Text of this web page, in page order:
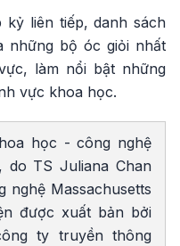
liên tiếp, danh sách
những bộ óc giỏi nhất
làm nổi bật những
vực khoa học.
học - công nghệ
do TS Juliana Chan
nghệ Massachusetts
được xuất bản bởi
ty truyền thông